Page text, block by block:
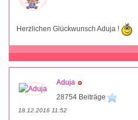
Herzlichen Glückwunsch Aduja !
Aduja
28754 Beiträge
18.12.2016 11:52